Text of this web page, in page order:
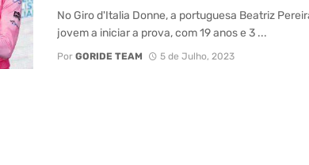
No Giro d'Italia Donne, a portuguesa Beatriz
jovem a iniciar a prova, com 19 anos e 3 ...
Por GORIDE TEAM 5 de Julho, 2023